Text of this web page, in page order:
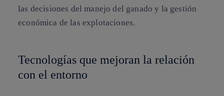
las decisiones del manejo del ganado y la gestión
económica de las explotaciones.
Tecnologías que mejoran la relación
con el entorno